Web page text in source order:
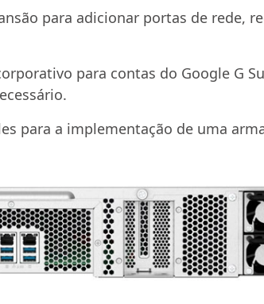
para adicionar portas de rede,
para contas do Google G
para a implementação de uma